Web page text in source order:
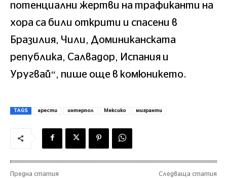
потенциални жертви на трафиканти на
хора са били открити и спасени в
Бразилия, Чили, Доминиканската
република, Салвадор, Испания и
Уругвай“, пише още в комюникето.
TAGS арести интерпол Мексико мигранти
Предна статия
Следваща статия